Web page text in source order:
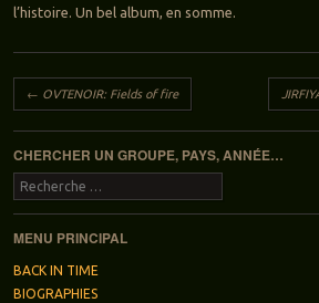
l’histoire. Un bel album, en somme.
Navigation des articles
← OVTENOIR: Fields of fire
CHERCHER UN GROUPE, PAYS, ANNÉE…
Recherche
MENU PRINCIPAL
BACK IN TIME
BIOGRAPHIES